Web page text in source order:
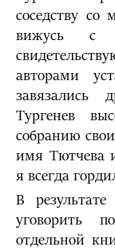
соседству со
вижусь с
авторами
завязались
Тургенев
собранию
имя Тютчева
я всегда
В
уговорить
отдельной